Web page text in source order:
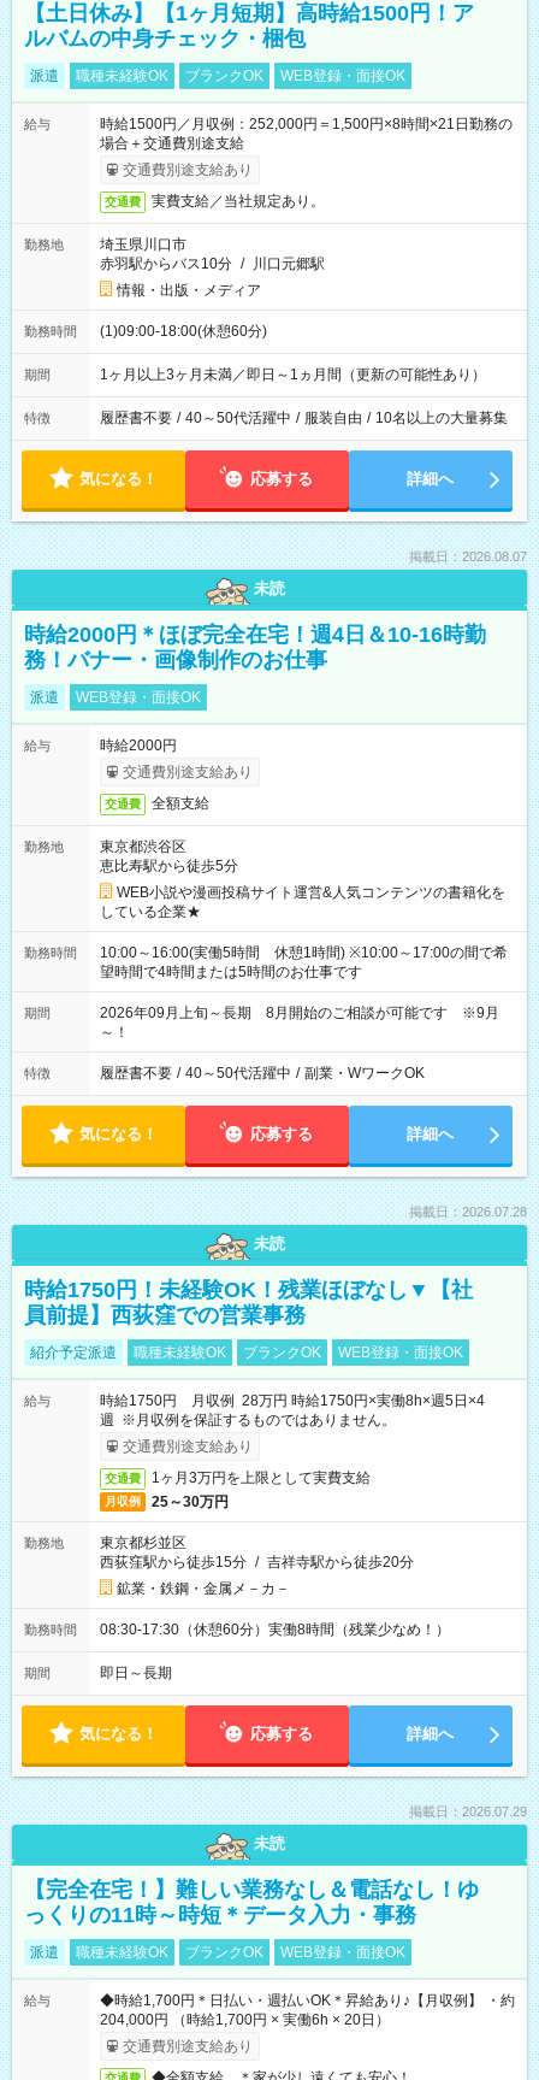
【土日休み】【1ヶ月短期】高時給1500円！ア
ルバムの中身チェック・梱包
派遣 職種未経験OK ブランクOK WEB登録・面接OK
給与
時給1500円／月収例：252,000円＝1,500円×8時間×21日勤務の
場合＋交通費別途支給
交通費別途支給あり
交通費 実費支給／当社規定あり。
勤務地
埼玉県川口市
赤羽駅からバス10分 / 川口元郷駅
情報・出版・メディア
勤務時間 (1)09:00-18:00(休憩60分)
期間 1ヶ月以上3ヶ月未満／即日～1ヵ月間（更新の可能性あり）
特徴 履歴書不要 / 40～50代活躍中 / 服装自由 / 10名以上の大量募集
気になる！ 応募する 詳細へ
掲載日：2026.08.07
未読
時給2000円＊ほぼ完全在宅！週4日＆10-16時勤
務！バナー・画像制作のお仕事
派遣 WEB登録・面接OK
給与
時給2000円
交通費別途支給あり
交通費 全額支給
勤務地
東京都渋谷区
恵比寿駅から徒歩5分
WEB小説や漫画投稿サイト運営&人気コンテンツの書籍化を
している企業★
勤務時間
10:00～16:00(実働5時間 休憩1時間) ※10:00～17:00の間で希
望時間で4時間または5時間のお仕事です
期間
2026年09月上旬～長期 8月開始のご相談が可能です ※9月
～！
特徴 履歴書不要 / 40～50代活躍中 / 副業・WワークOK
気になる！ 応募する 詳細へ
掲載日：2026.07.28
未読
時給1750円！未経験OK！残業ほぼなし▼【社
員前提】西荻窪での営業事務
紹介予定派遣 職種未経験OK ブランクOK WEB登録・面接OK
給与
時給1750円 月収例 28万円 時給1750円×実働8h×週5日×4
週 ※月収例を保証するものではありません。
交通費別途支給あり
交通費 1ヶ月3万円を上限として実費支給
月収例 25～30万円
勤務地
東京都杉並区
西荻窪駅から徒歩15分 / 吉祥寺駅から徒歩20分
鉱業・鉄鋼・金属メ－カ－
勤務時間 08:30-17:30（休憩60分）実働8時間（残業少なめ！）
期間 即日～長期
気になる！ 応募する 詳細へ
掲載日：2026.07.29
未読
【完全在宅！】難しい業務なし＆電話なし！ゆ
っくりの11時～時短＊データ入力・事務
派遣 職種未経験OK ブランクOK WEB登録・面接OK
給与
◆時給1,700円＊日払い・週払いOK＊昇給あり♪【月収例】 ・約
204,000円 （時給1,700円 × 実働6h × 20日）
交通費別途支給あり